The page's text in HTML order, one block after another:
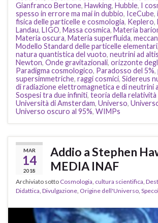
Gianfranco Bertone, Hawking, Hubble, I
spesso in errore ma mai in dubbio, IceCube,
fisica delle particelle e cosmologia, Keplero,
Landau, LIGO, Massa cosmica, Materia
Materia oscura, Materia superfluida,
Modello Standard delle particelle elementari,
natura quantistica del vuoto, neutrini ad
Newton, Onde gravitazionali, orizzonte
Paradigma cosmologico, Paradosso del 5%,
supersimmetriche, raggi cosmici, Sidereus
di radiazione elettromagnetica e di neutrini
Sospesi tra due infiniti, teoria della relatività
Università di Amsterdam, Universo,
Universo oscuro al 95%, WIMPs
MAR
14
2018
Addio a Stephen
MEDIA INAF
Archiviato sotto Cosmologia, cultura scientifica,
Didattica, Divulgazione, Origine dell'Universo,